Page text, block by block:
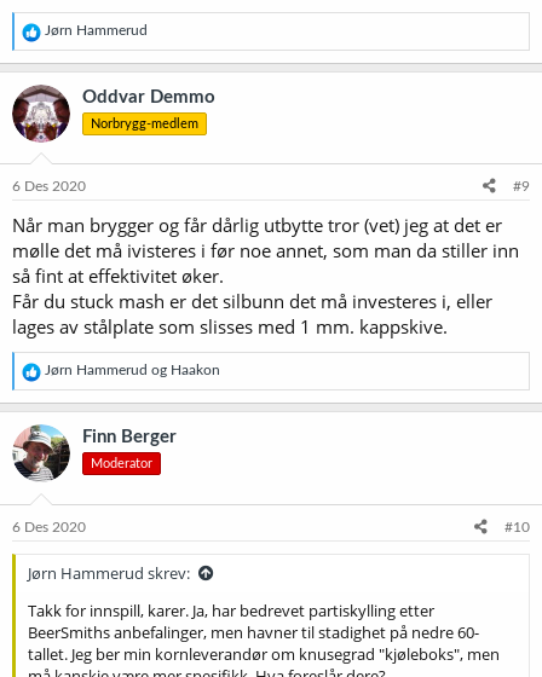
R
e
a
k
s
j
o
e
Jørn Hammerud
Oddvar Demmo
Norbrygg-medlem
6 Des 2020 #9
Når man brygger og får dårlig utbytte tror (vet) jeg at det er
mølle det må ivisteres i før noe annet, som man da stiller inn
så fint at effektivitet øker.
Får du stuck mash er det silbunn det må investeres i, eller
lages av stålplate som slisses med 1 mm. kappskive.
R
e
a
k
s
j
o
e
Jørn Hammerud og Haakon
Finn Berger
Moderator
6 Des 2020 #10
Jørn Hammerud skrev:
Takk for innspill, karer. Ja, har bedrevet partiskylling etter
BeerSmiths anbefalinger, men havner til stadighet på nedre 60-
tallet. Jeg ber min kornleverandør om knusegrad "kjøleboks", men